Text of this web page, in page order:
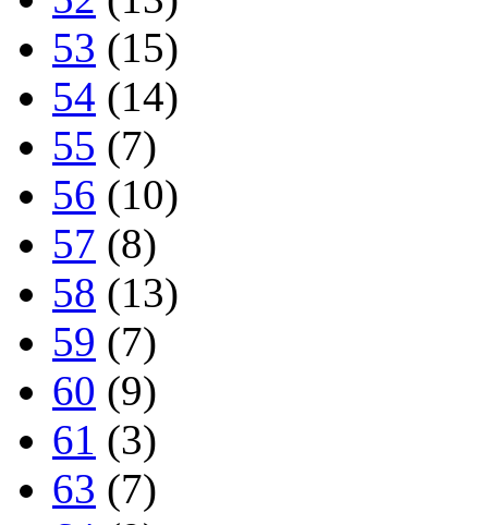
53 (15)
54 (14)
55 (7)
56 (10)
57 (8)
58 (13)
59 (7)
60 (9)
61 (3)
63 (7)